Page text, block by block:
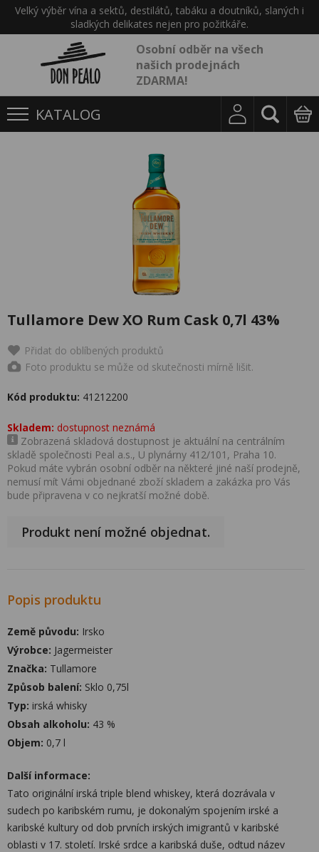
Velký výběr vína a sektů, destilátů, tabáku a doutníků, slaných i
sladkých delikates nejen pro požitkáře.
Osobní odběr na všech
našich prodejnách
ZDARMA!
KATALOG
Tullamore Dew XO Rum Cask 0,7l 43%
Přidat do oblíbených produktů
Foto produktu se může od skutečnosti mírně lišit.
Kód produktu: 41212200
Skladem: dostupnost neznámá
Zobrazená skladová dostupnost je aktuální na centrálním
skladě společnosti Peal a.s., U plynárny 412/101, Praha 10.
Pokud máte vybrán osobní odběr na některé jiné naší prodejně,
nemusí mít Vámi objednané zboží skladem a zakázka pro Vás
bude připravena v co nejkratší možné době.
Produkt není možné objednat.
Popis produktu
Země původu: Irsko
Výrobce: Jagermeister
Značka: Tullamore
Způsob balení: Sklo 0,75l
Typ: irská whisky
Obsah alkoholu: 43 %
Objem: 0,7 l
Další informace:
Tato originální irská triple blend whiskey, která dozrávala v
sudech po karibském rumu, je dokonalým spojením irské a
karibské kultury od dob prvních irských imigrantů v karibské
oblasti v 17. století. Irské srdce a karibská duše, odtud název